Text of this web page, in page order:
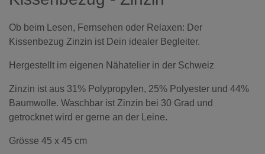
Ob beim Lesen, Fernsehen oder Relaxen: Der
Kissenbezug Zinzin ist Dein idealer Begleiter.
Hergestellt im eigenen Nähatelier in der Schweiz
Zinzin ist aus 31% Polypropylen, 25% Polyester und 44%
Baumwolle. Waschbar ist Zinzin bei 30 Grad und
getrocknet wird er gerne an der Leine.
Grösse 45 x 45 cm